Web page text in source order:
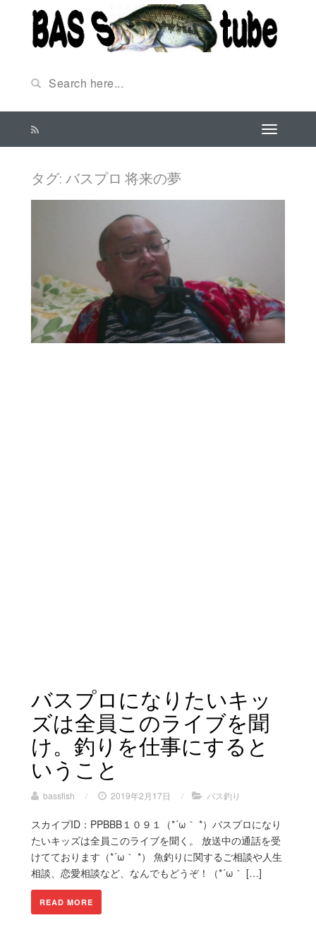
タグ: バスプロ 将来の夢
バスプロになりたいキッ
ズは全員このライブを聞
け。釣りを仕事にすると
いうこと
bassfish / 2019年2月17日 / バス釣り
スカイプID：PPBBB１０９１（*´ω｀ *）バスプロになり
たいキッズは全員このライブを聞く。 放送中の通話を受
けてております（*´ω｀ *） 魚釣りに関するご相談や人生
相談、恋愛相談など、なんでもどうぞ！（*´ω｀ […]
READ MORE